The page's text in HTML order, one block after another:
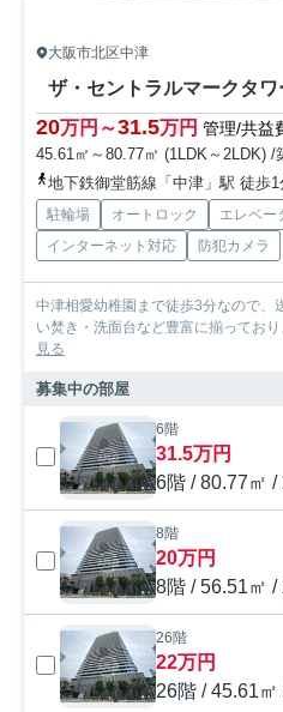
大阪市北区中津
ザ・セントラルマークタワ
20万円～31.5万円 管理/共益
45.61㎡～80.77㎡ (1LDK～2LDK) /
地下鉄御堂筋線「中津」駅 徒歩1
駐輪場 オートロック エレベー
インターネット対応
防犯カメラ
中津相愛幼稚園まで徒歩3分なので、
い焚き・洗面台など豊富に揃ってお
見る
募集中の部屋
6階
31.5万円
6階 / 80.77㎡ /
8階
20万円
8階 / 56.51㎡ /
26階
22万円
26階 / 45.61㎡